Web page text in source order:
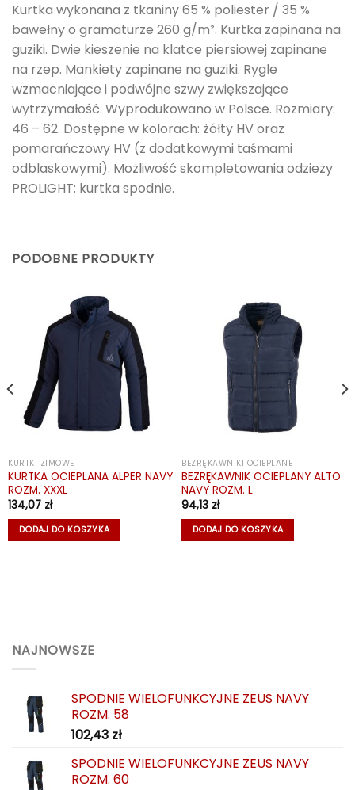
Kurtka wykonana z tkaniny 65 % poliester / 35 %
bawełny o gramaturze 260 g/m². Kurtka zapinana na
guziki. Dwie kieszenie na klatce piersiowej zapinane
na rzep. Mankiety zapinane na guziki. Rygle
wzmacniające i podwójne szwy zwiększające
wytrzymałość. Wyprodukowano w Polsce. Rozmiary:
46 – 62. Dostępne w kolorach: żółty HV oraz
pomarańczowy HV (z dodatkowymi taśmami
odblaskowymi). Możliwość skompletowania odzieży
PROLIGHT: kurtka spodnie.
PODOBNE PRODUKTY
KURTKI ZIMOWE
KURTKA OCIEPLANA ALPER NAVY
ROZM. XXXL
134,07 zł
DODAJ DO KOSZYKA
BEZRĘKAWNIKI OCIEPLANE
BEZRĘKAWNIK OCIEPLANY ALTO
NAVY ROZM. L
94,13 zł
DODAJ DO KOSZYKA
NAJNOWSZE
SPODNIE WIELOFUNKCYJNE ZEUS NAVY
ROZM. 58
102,43 zł
SPODNIE WIELOFUNKCYJNE ZEUS NAVY
ROZM. 60